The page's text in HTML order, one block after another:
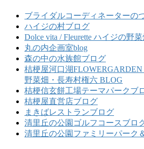
ブライダルコーディネーターの
ハイジの村ブログ
Dolce vita / Fleurette ハイジの野
丸の内企画室blog
森の中の水族館ブログ
桔梗屋河口湖
野菜畑・長寿村権六 BLOG
桔梗信玄餅工場テーマパークブ
桔梗屋直営店ブログ
まきばレストランブログ
清里丘の公園ゴルフコースブロ
清里丘の公園ファミリーパーク